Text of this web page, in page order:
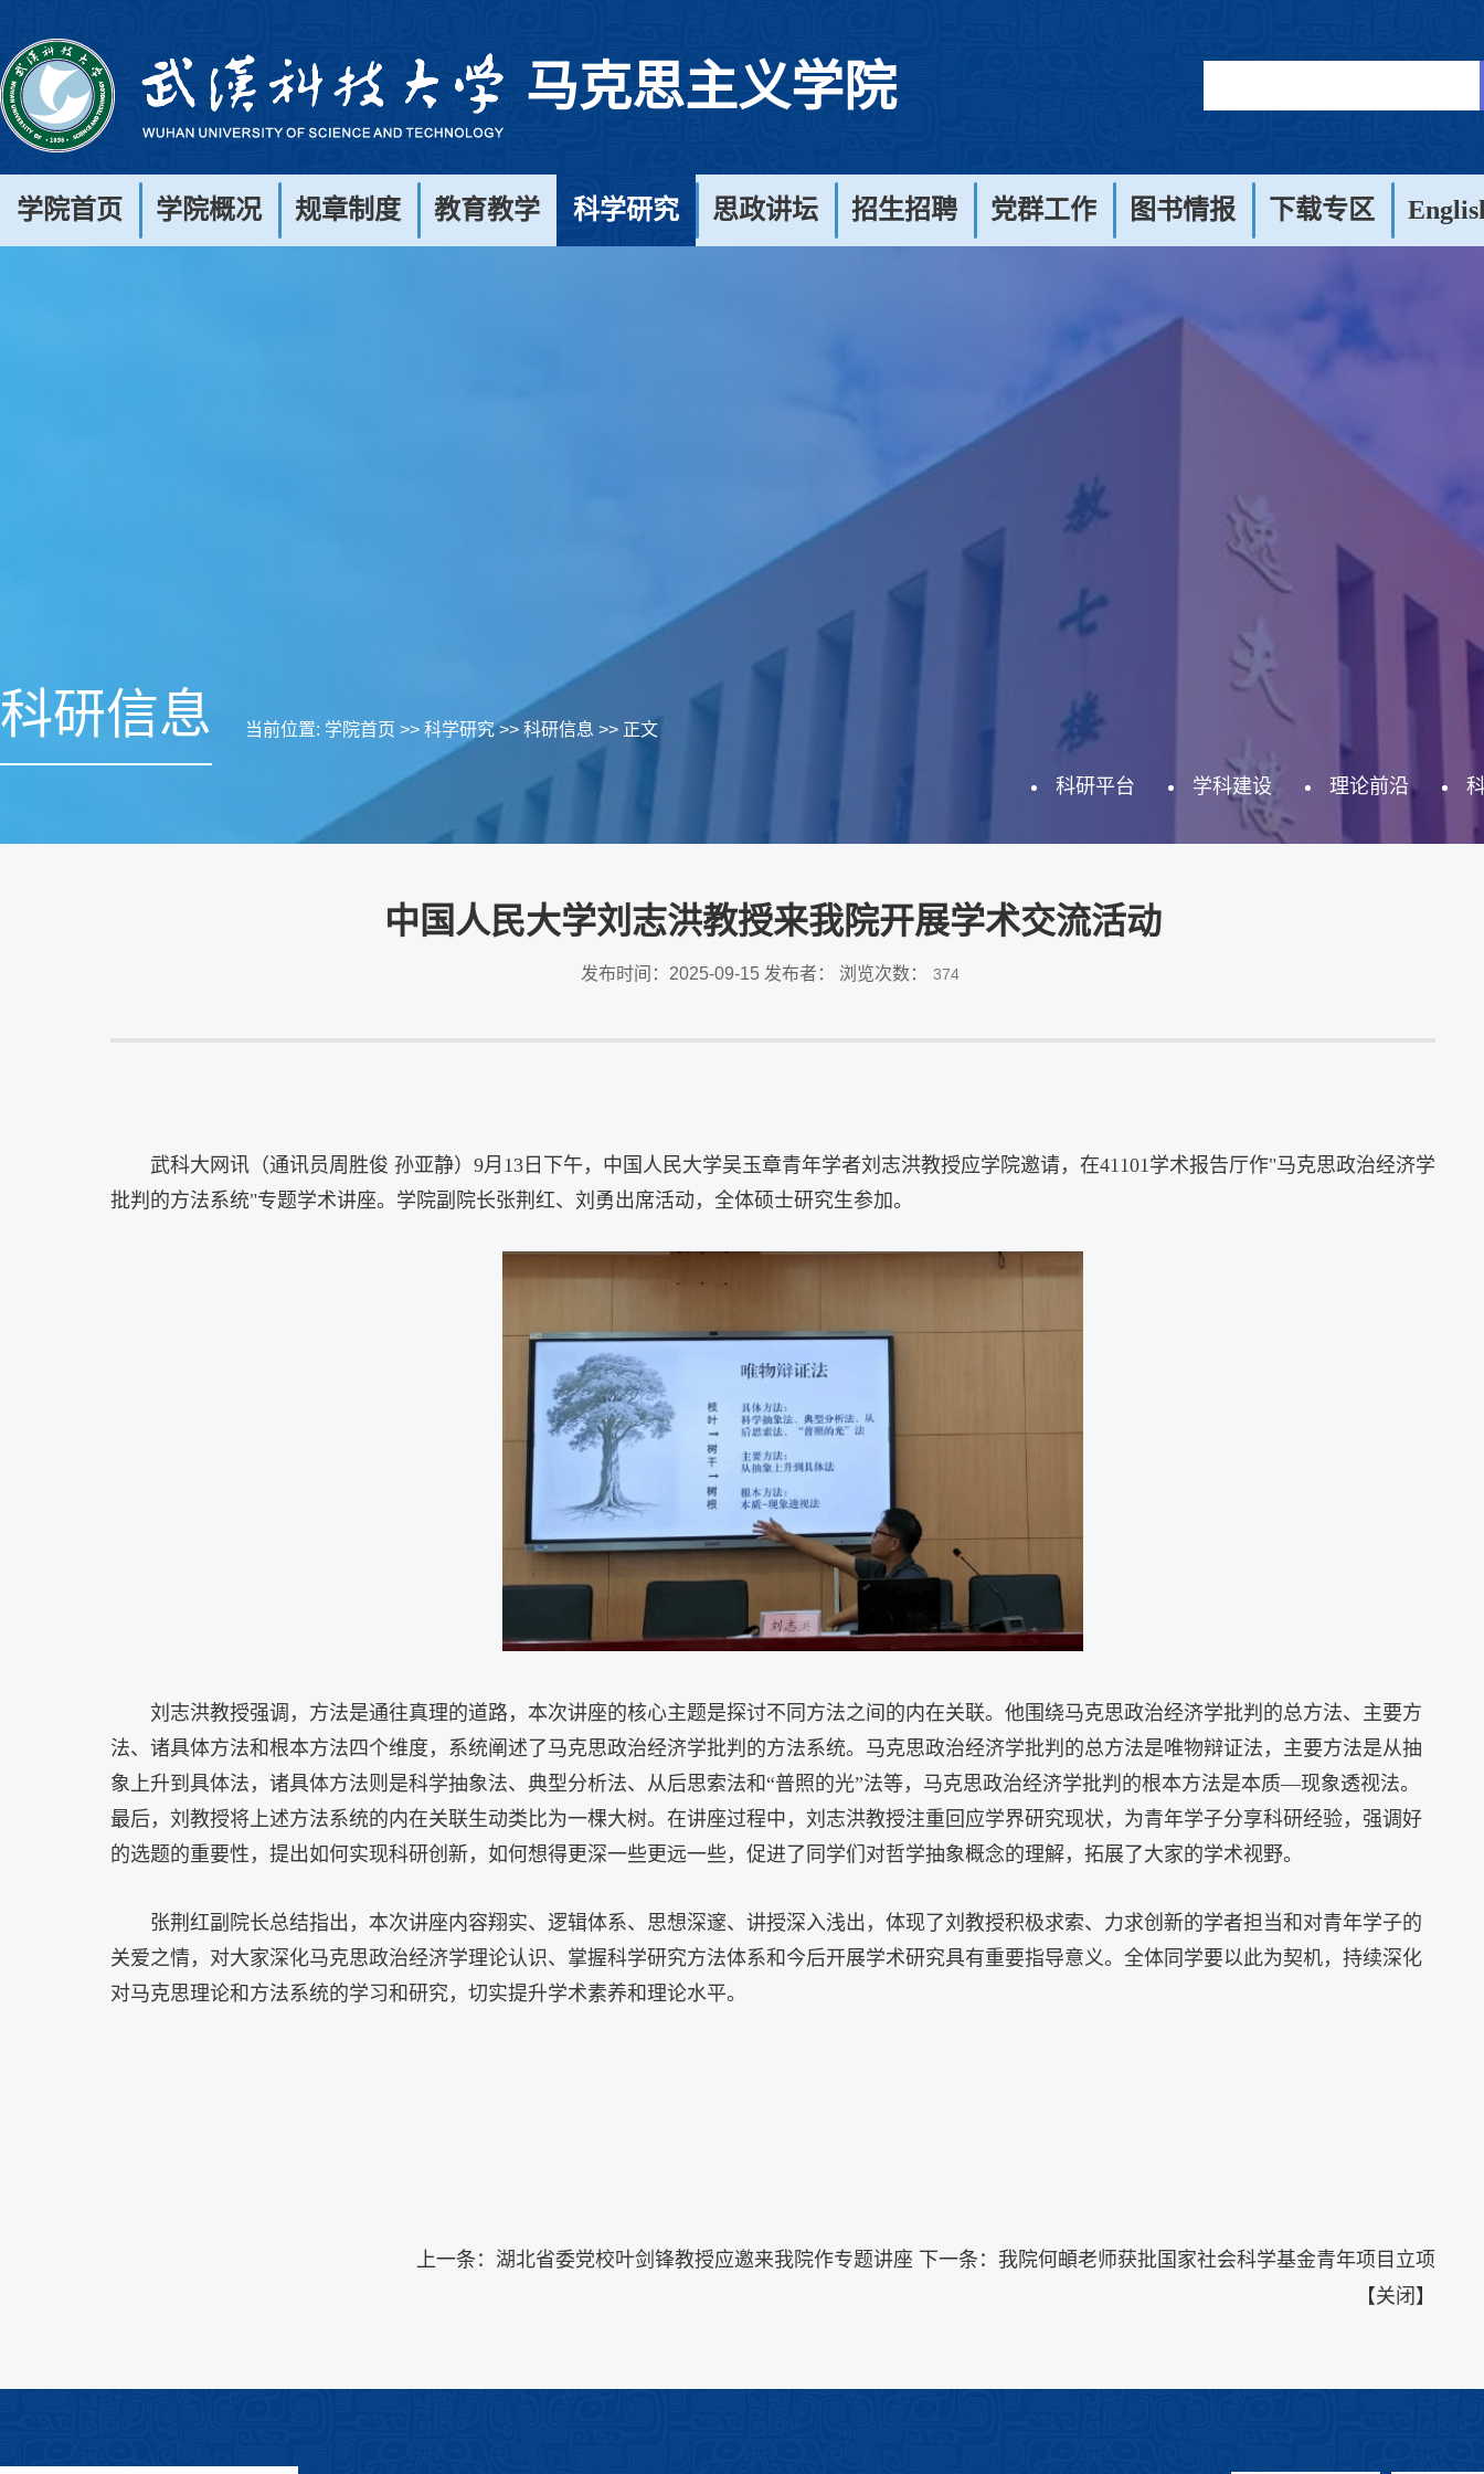
马克思主义学院
学院首页 学院概况 规章制度 教育教学 科学研究 思政讲坛 招生招聘 党群工作 图书情报 下载专区
科研信息 当前位置: 学院首页 >> 科学研究>> 科研信息 >> 正文
科研平台 学科建设 理论前沿
中国人民大学刘志洪教授来我院开展学术交流活动
发布时间：2025-09-15 发布者： 浏览次数： 374
武科大网讯（通讯员周胜俊 孙亚静） 9月 13 日下午，中国人民大学吴玉章青年学者刘志洪教授应学院邀请，在41101学术报告厅作"马克思政治经济学
批判的方法系统"专题学术讲座。学院副院长张荆红、刘勇出席活动，全体硕士研究生参加。
刘志洪教授强调 ， 方法是通往真理的道路，本次讲座的核心主题是探讨不同方法之间的内在关联。他围绕马克思政治经济学批判的总方法、主要方
法、诸具体方法和根本方法四个维度，系统阐述了马克思政治经济学批判的方法系统。 马克思政治经济学批判的总方法是唯物辩证法，主要方法是从抽
象上升到具体法，诸具体方法则是科学抽象法、典型分析法、从后思索法和 “普照的光”法等， 马克思政治经济学批判的根本方法是本质—现象透视法。
最后，刘教授将上述方法系统的内在关联生动类比为一棵大树。 在讲座过程中， 刘志洪教授注重回应学界研究现状 ， 为青年学子分享科研经验，强调好
的选题的重要性， 提出如何实现科研创新，如何想得更深一些更远一些， 促进 了同学们 对哲学抽象概念的理解， 拓展了大家的学术视野。
张荆红副院长总结指出，本次讲座内容翔实、 逻辑体系、思想深邃、讲授深入浅出，体现了刘教授积极求索、力求创新的学者担当和对青年学子的
关爱之情，对大家深化马克思政治经济学理论认识、掌握科学研究方法体系和今后开展学术研究具有重要指导意义。全体同学要以此为契机，持续深化
对马克思理论和 方法系统的学习和研究，切实提升学术素养和理论水平。
上一条： 湖北省委党校叶剑锋教授应邀来我院作专题讲座 下一条： 我院何頔老师获批国家社会科学基金青年项目立项
【关闭 】